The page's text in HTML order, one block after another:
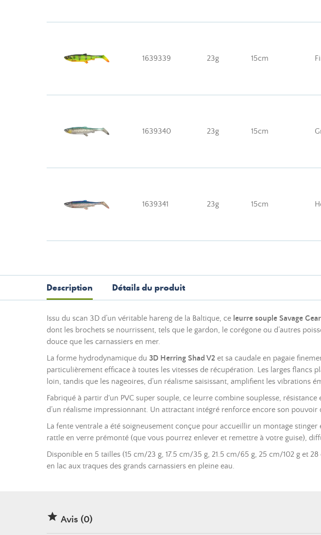
1639339 23g 15cm
1639340 23g 15cm
1639341 23g 15cm
Description Détails du produit
Issu du scan 3D d’un véritable hareng de la Baltique, ce leurre souple Savage Gear
dont les brochets se nourrissent, tels que le gardon, le corégone ou d’autres
douce que les carnassiers en mer.
La forme hydrodynamique du 3D Herring Shad V2 et sa caudale en pagaie
particulièrement efficace à toutes les vitesses de récupération. Les larges flancs
loin, tandis que les nageoires, d’un réalisme saisissant, amplifient les vibrations
Fabriqué à partir d'un PVC super souple, ce leurre combine souplesse,
d’un réalisme impressionnant. Un attractant intégré renforce encore son
La fente ventrale a été soigneusement conçue pour accueillir un montage
rattle en verre prémonté (que vous pourrez enlever et remettre à votre guise),
Disponible en 5 tailles (15 cm/23 g, 17.5 cm/35 g, 21.5 cm/65 g, 25 cm/102 g et
en lac aux traques des grands carnassiers en pleine eau.
 Avis (0)